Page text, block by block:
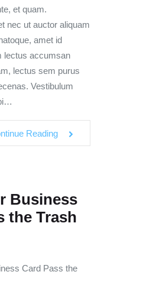
et quam.
nec ut auctor aliquam
amet id
lectus accumsan
lectus sem purus
Vestibulum
Reading
Business
the Trash